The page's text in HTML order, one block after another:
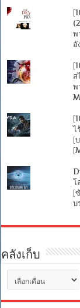
พ
อั
ส
พ
ไ
[
โ
[
บ
คลังเก็บ
เก็บ